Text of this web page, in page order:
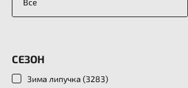
Все
СЕЗОН
Зима липучка (3283)